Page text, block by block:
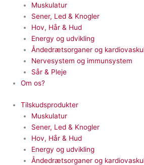
Muskulatur
Sener, Led & Knogler
Hov, Hår & Hud
Energy og udvikling
Åndedrætsorganer og
Nervesystem og immunsystem
Sår & Pleje
Om os?
Tilskudsprodukter
Muskulatur
Sener, Led & Knogler
Hov, Hår & Hud
Energy og udvikling
Åndedrætsorganer og